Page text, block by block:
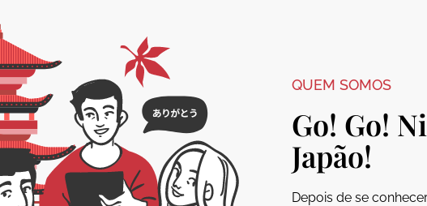
QUEM SOMOS
Go! Go!
Japão!
Depois de se